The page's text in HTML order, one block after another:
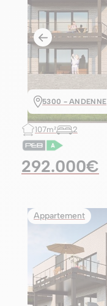
5300 - ANDENNE
107m² 2
292.000€
Appartement